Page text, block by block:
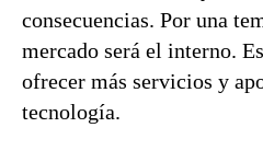
consecuencias. Por una
mercado será el interno.
ofrecer más servicios y
tecnología.